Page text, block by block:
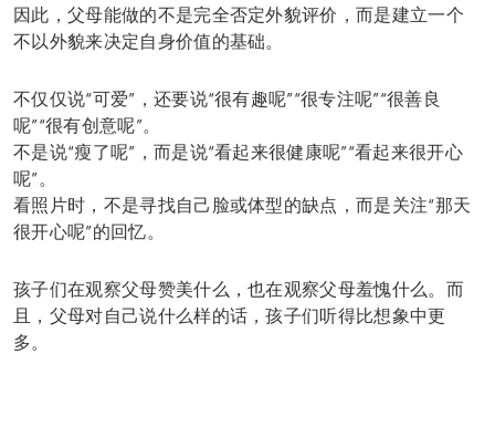
因此，父母能做的不是完全否定外貌评价，而是建立一个
不以外貌来决定自身价值的基础。
不仅仅说“可爱”，还要说“很有趣呢”“很专注呢”“很善良
呢”“很有创意呢”。
不是说“瘦了呢”，而是说“看起来很健康呢”“看起来很开心
呢”。
看照片时，不是寻找自己脸或体型的缺点，而是关注“那天
很开心呢”的回忆。
孩子们在观察父母赞美什么，也在观察父母羞愧什么。而
且，父母对自己说什么样的话，孩子们听得比想象中更
多。